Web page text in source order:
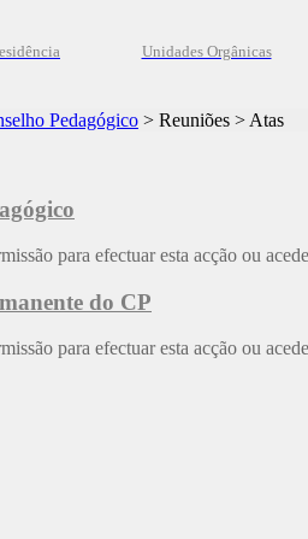
Unidades Orgânicas
Pedagógico > Reuniões > Atas
para efectuar esta acção ou
do CP
para efectuar esta acção ou